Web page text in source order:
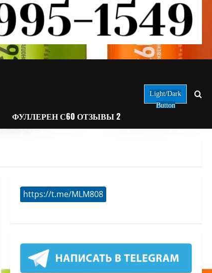
ФУЛЛЕРЕН С60 ОТЗЫВЫ 2
Light/Dark
Button
https://t.me/MLM808